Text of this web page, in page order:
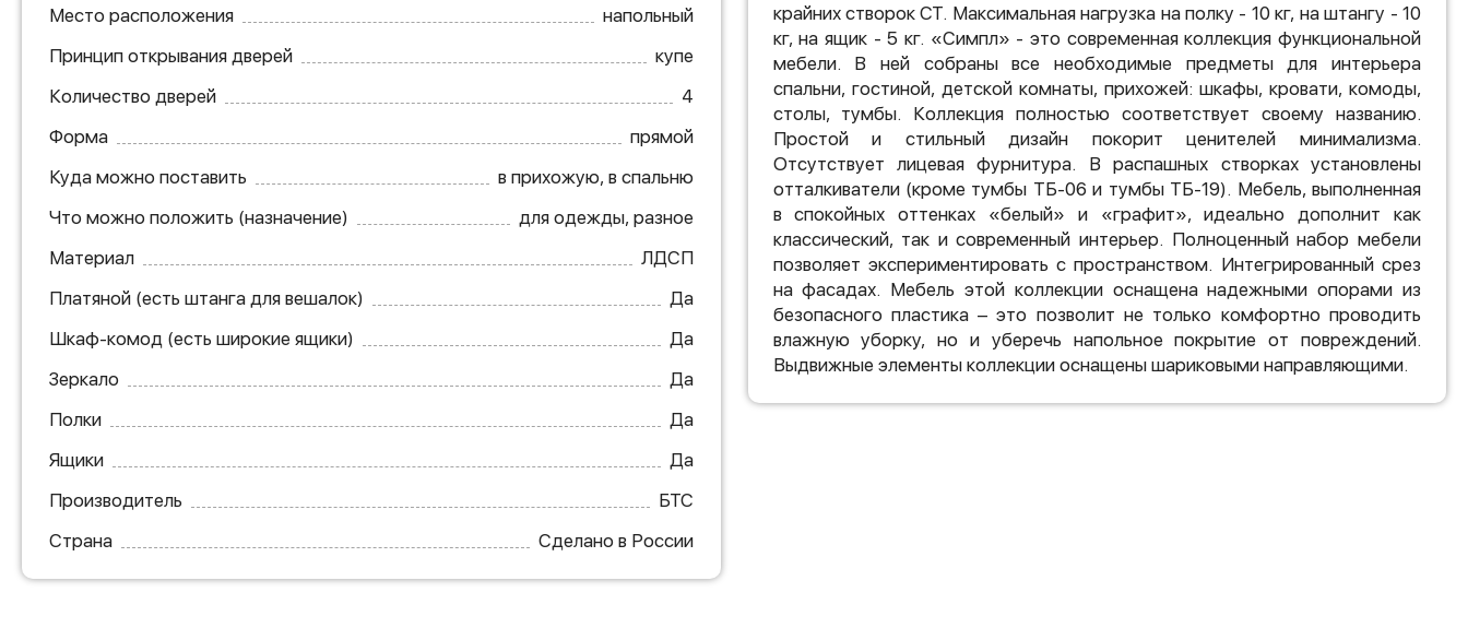
Место расположения
напольный
Принцип открывания дверей
купе
Количество дверей
4
Форма
прямой
Куда можно поставить
в прихожую, в спальню
Что можно положить (назначение)
для одежды, разное
Материал
ЛДСП
Платяной (есть штанга для вешалок)
Да
Шкаф-комод (есть широкие ящики)
Да
Зеркало
Да
Полки
Да
Ящики
Да
Производитель
БТС
Страна
Сделано в России
крайних створок СТ. Максимальная нагрузка на полку - 10 кг, на штангу - 10
кг, на ящик - 5 кг. «Симпл» - это современная коллекция функциональной
мебели. В ней собраны все необходимые предметы для интерьера
спальни, гостиной, детской комнаты, прихожей: шкафы, кровати, комоды,
столы, тумбы. Коллекция полностью соответствует своему названию.
Простой и стильный дизайн покорит ценителей минимализма.
Отсутствует лицевая фурнитура. В распашных створках установлены
отталкиватели (кроме тумбы ТБ-06 и тумбы ТБ-19). Мебель, выполненная
в спокойных оттенках «белый» и «графит», идеально дополнит как
классический, так и современный интерьер. Полноценный набор мебели
позволяет экспериментировать с пространством. Интегрированный срез
на фасадах. Мебель этой коллекции оснащена надежными опорами из
безопасного пластика – это позволит не только комфортно проводить
влажную уборку, но и уберечь напольное покрытие от повреждений.
Выдвижные элементы коллекции оснащены шариковыми направляющими.